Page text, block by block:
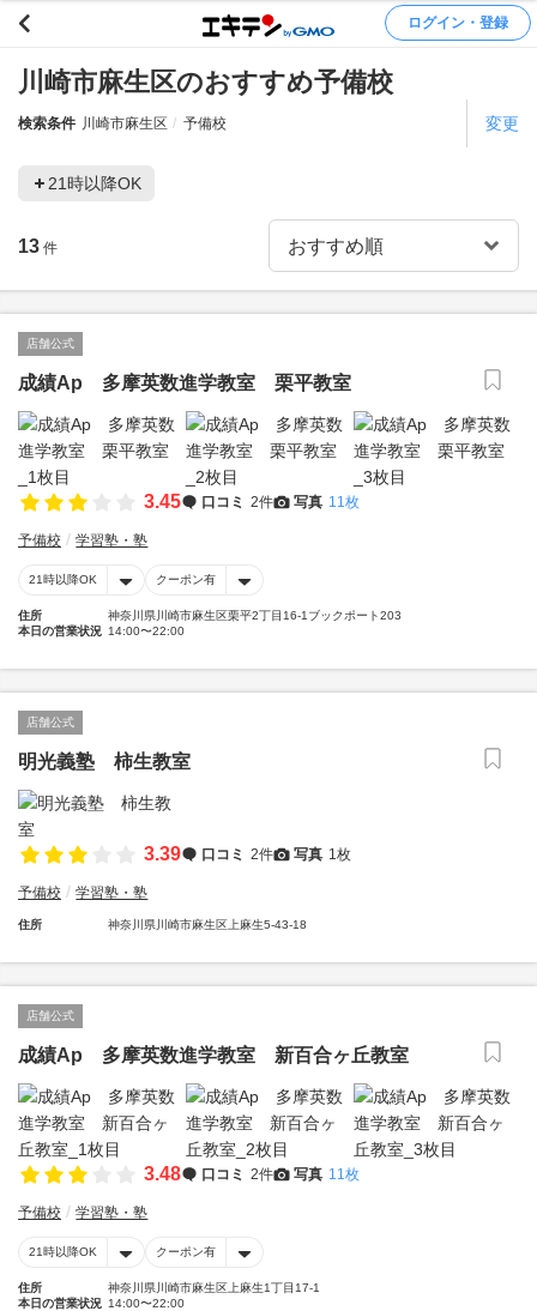
ログイン・登録
川崎市麻生区のおすすめ予備校
検索条件 川崎市麻生区 予備校 変更
21時以降OK
13 件
店舗公式
成績Ap 多摩英数進学教室 栗平教室
3.45 口コミ 2件 写真 11枚
予備校 学習塾・塾
21時以降OK クーポン有
住所
神奈川県川崎市麻生区栗平2丁目16-1ブックポート203
本日の営業状況 14:00〜22:00
店舗公式
明光義塾 柿生教室
3.39 口コミ 2件 写真 1枚
予備校 学習塾・塾
住所 神奈川県川崎市麻生区上麻生5-43-18
店舗公式
成績Ap 多摩英数進学教室 新百合ヶ丘教室
3.48 口コミ 2件 写真 11枚
予備校 学習塾・塾
21時以降OK クーポン有
住所
神奈川県川崎市麻生区上麻生1丁目17-1
本日の営業状況 14:00〜22:00